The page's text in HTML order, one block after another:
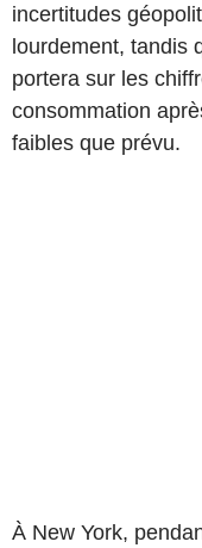
incertitudes
lourdement, tandis
portera sur les
consommation
faibles que prévu.
À New York,